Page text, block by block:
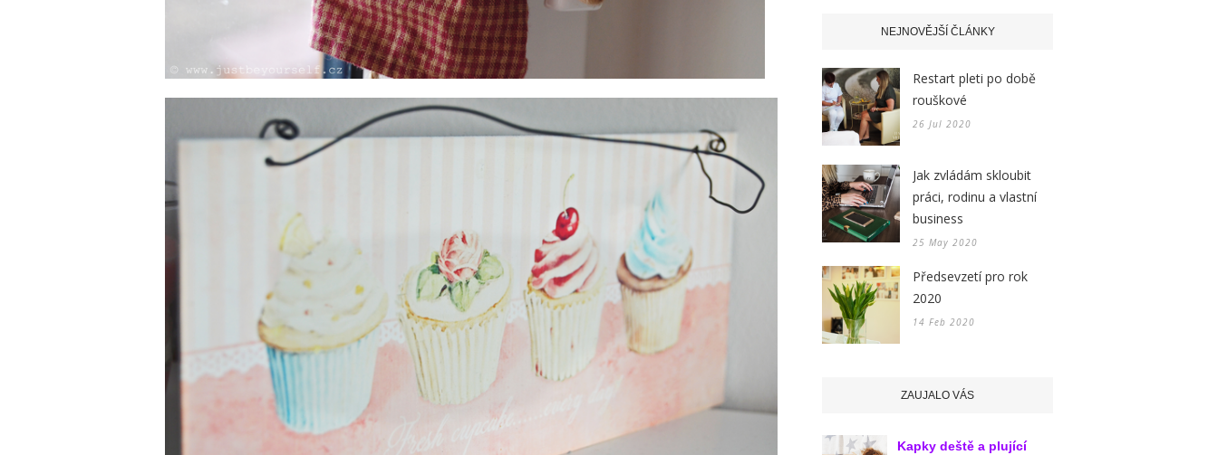
NEJNOVĚJŠÍ ČLÁNKY
Restart pleti po době
rouškové
26 Jul 2020
Jak zvládám skloubit
práci, rodinu a vlastní
business
25 May 2020
Předsevzetí pro rok
2020
14 Feb 2020
ZAUJALO VÁS
Kapky deště a plující